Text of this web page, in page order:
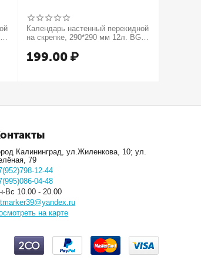
Календарь настенный перекидной
на скрепке, 290*290 мм 12л. BG
199.00 ₽
Калининград, ул.Жиленкова, 10; ул.
79
12-44
04-48
Вс 10.00 - 20.00
на карте